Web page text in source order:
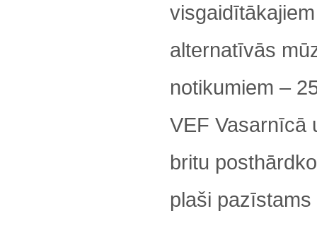
visgaidītākajiem
alternatīvās
notikumiem –
VEF Vasarnīcā
britu
plaši